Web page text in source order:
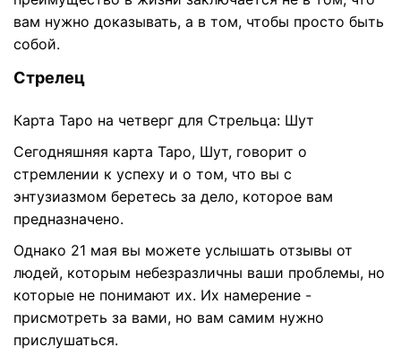
вам нужно доказывать, а в том, чтобы просто быть
собой.
Стрелец
Карта Таро на четверг для Стрельца: Шут
Сегодняшняя карта Таро, Шут, говорит о
стремлении к успеху и о том, что вы с
энтузиазмом беретесь за дело, которое вам
предназначено.
Однако 21 мая вы можете услышать отзывы от
людей, которым небезразличны ваши проблемы, но
которые не понимают их. Их намерение -
присмотреть за вами, но вам самим нужно
прислушаться.